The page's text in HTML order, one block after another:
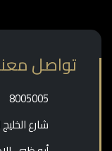
تواصل معنا
‎8005005‎
شارع الخليج